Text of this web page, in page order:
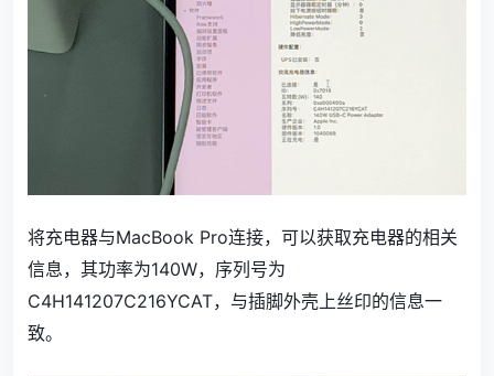
将充电器与MacBook Pro连接，可以获取充电器的相关
信息，其功率为140W，序列号为
C4H141207C216YCAT，与插脚外壳上丝印的信息一
致。